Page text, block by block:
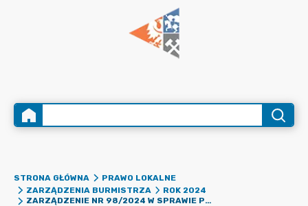
STRONA GŁÓWNA
PRAWO LOKALNE
ZARZĄDZENIA BURMISTRZA
ROK 2024
ZARZĄDZENIE NR 98/2024 W SPRAWIE PRZEPROWADZENIA KONKURSÓW NA STANOWISKA DYREKTORÓW PRZEDSZKOLI I SZKOŁY